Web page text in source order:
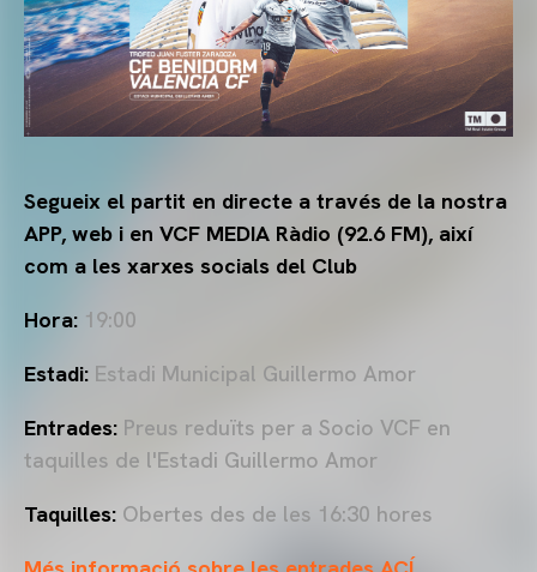
Segueix el partit en directe a través de la nostra
APP, web i en VCF MEDIA Ràdio (92.6 FM), així
com a les xarxes socials del Club
Hora: 19:00
Estadi: Estadi Municipal Guillermo Amor
Entrades: Preus reduïts per a Socio VCF en
taquilles de l'Estadi Guillermo Amor
Taquilles: Obertes des de les 16:30 hores